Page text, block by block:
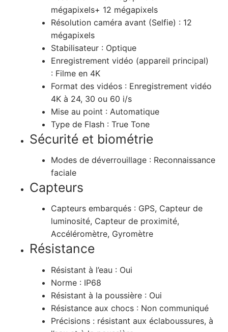
mégapixels+ 12 mégapixels
Résolution caméra avant (Selfie) :12
mégapixels
Stabilisateur :Optique
Enregistrement vidéo (appareil principal)
:Filme en 4K
Format des vidéos :Enregistrement vidéo
4K à 24, 30 ou 60 i/s
Mise au point :Automatique
Type de Flash :True Tone
Sécurité et biométrie
Modes de déverrouillage :Reconnaissance
faciale
Capteurs
Capteurs embarqués :GPS, Capteur de
luminosité, Capteur de proximité,
Accéléromètre, Gyromètre
Résistance
Résistant à l’eau :Oui
Norme :IP68
Résistant à la poussière :Oui
Résistance aux chocs :Non communiqué
Précisions :résistant aux éclaboussures, à